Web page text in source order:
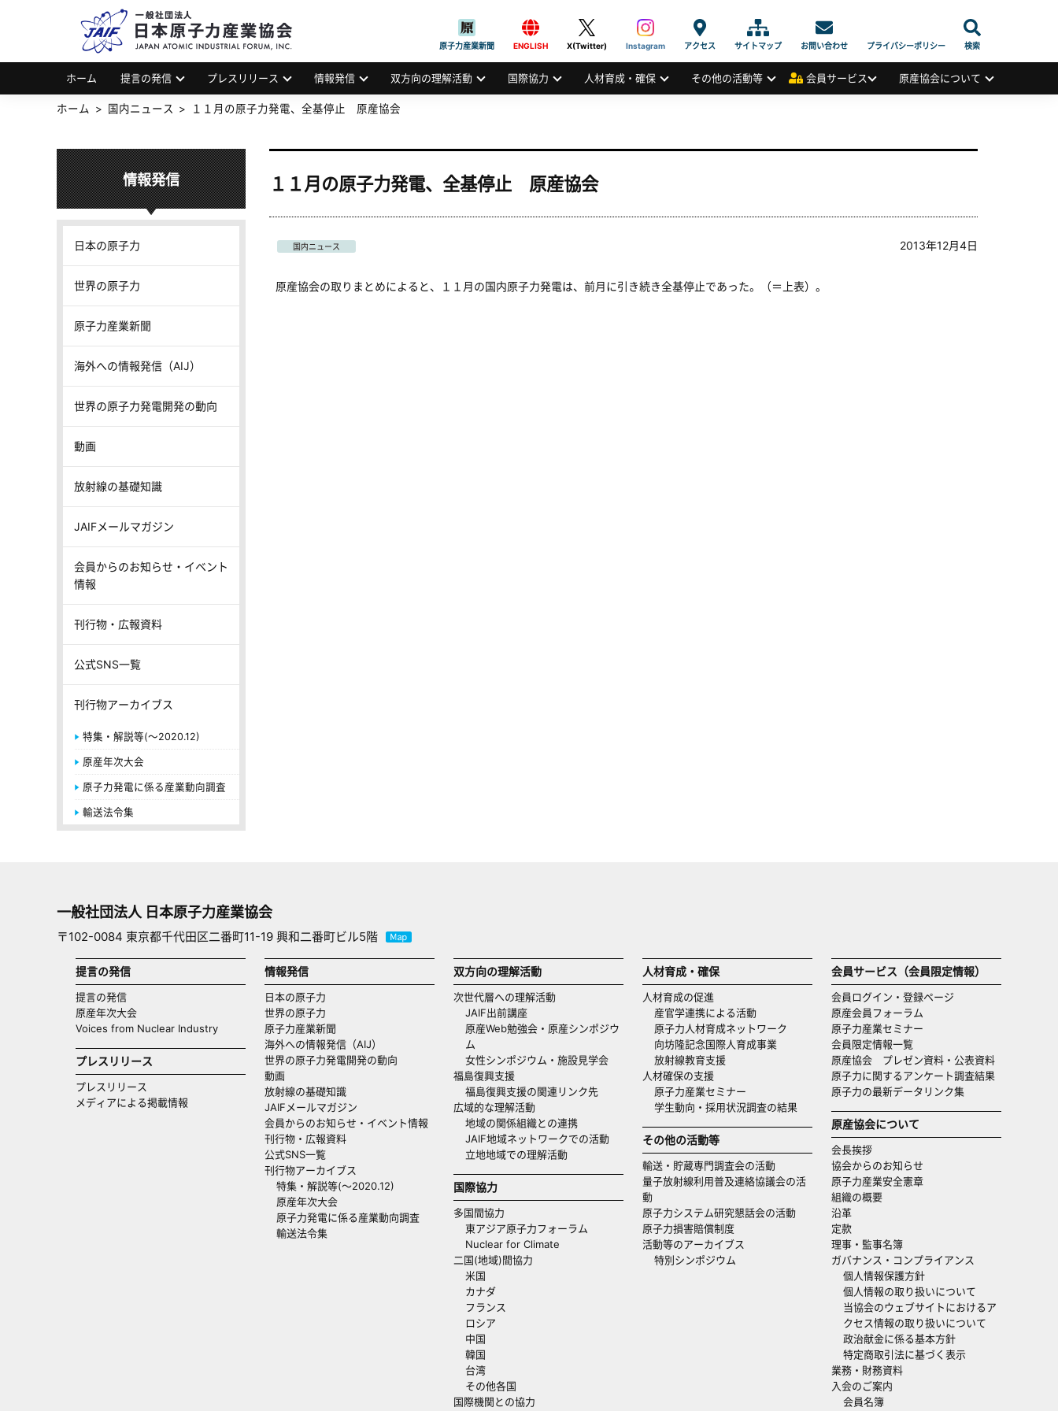
JAPAN ATOMIC INDUSTRIAL FORUM, INC.
原子力産業新聞 ENGLISH X(Twitter) Instagram アクセス サイトマップ お問い合わせ プライバシーポリシー 検索
ホーム 提言の発信 プレスリリース 情報発信 双方向の理解活動 国際協力 人材育成・確保 その他の活動等 会員サービス 原産協会について
ホーム 国内ニュース １１月の原子力発電、全基停止 原産協会
１１月の原子力発電、全基停止 原産協会
国内ニュース 2013年12月4日
原産協会の取りまとめによると、１１月の国内原子力発電は、前月に引き続き全基停止であった。（＝上表）。
情報発信
日本の原子力
世界の原子力
原子力産業新聞
海外への情報発信（AIJ）
世界の原子力発電開発の動向
動画
放射線の基礎知識
JAIFメールマガジン
会員からのお知らせ・イベント
情報
刊行物・広報資料
公式SNS一覧
刊行物アーカイブス
特集・解説等(～2020.12)
原産年次大会
原子力発電に係る産業動向調査
輸送法令集
一般社団法人 日本原子力産業協会
〒102-0084 東京都千代田区二番町11-19 興和二番町ビル5階
提言の発信
提言の発信
原産年次大会
Voices from Nuclear Industry
プレスリリース
プレスリリース
メディアによる掲載情報
情報発信
日本の原子力
世界の原子力
原子力産業新聞
海外への情報発信（AIJ）
世界の原子力発電開発の動向
動画
放射線の基礎知識
JAIFメールマガジン
会員からのお知らせ・イベント情報
刊行物・広報資料
公式SNS一覧
刊行物アーカイブス
特集・解説等(～2020.12)
原産年次大会
原子力発電に係る産業動向調査
輸送法令集
双方向の理解活動
次世代層への理解活動
JAIF出前講座
原産Web勉強会・原産シンポジウ
ム
女性シンポジウム・施設見学会
福島復興支援
福島復興支援の関連リンク先
広域的な理解活動
地域の関係組織との連携
JAIF地域ネットワークでの活動
立地地域での理解活動
国際協力
多国間協力
東アジア原子力フォーラム
Nuclear for Climate
二国(地域)間協力
米国
カナダ
フランス
ロシア
中国
韓国
台湾
その他各国
国際機関との協力
人材育成・確保
人材育成の促進
産官学連携による活動
原子力人材育成ネットワーク
向坊隆記念国際人育成事業
放射線教育支援
人材確保の支援
原子力産業セミナー
学生動向・採用状況調査の結果
その他の活動等
輸送・貯蔵専門調査会の活動
量子放射線利用普及連絡協議会の活
動
原子力システム研究懇話会の活動
原子力損害賠償制度
活動等のアーカイブス
特別シンポジウム
会員サービス（会員限定情報）
会員ログイン・登録ページ
原産会員フォーラム
原子力産業セミナー
会員限定情報一覧
原産協会 プレゼン資料・公表資料
原子力に関するアンケート調査結果
原子力の最新データリンク集
原産協会について
会長挨拶
協会からのお知らせ
原子力産業安全憲章
組織の概要
沿革
定款
理事・監事名簿
ガバナンス・コンプライアンス
個人情報保護方針
個人情報の取り扱いについて
当協会のウェブサイトにおけるア
クセス情報の取り扱いについて
政治献金に係る基本方針
特定商取引法に基づく表示
業務・財務資料
入会のご案内
会員名簿